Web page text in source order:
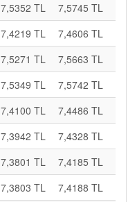
7,5352 TL
7,5745 TL
7,4219 TL
7,4606 TL
7,5271 TL
7,5663 TL
7,5349 TL
7,5742 TL
7,4100 TL
7,4486 TL
7,3942 TL
7,4328 TL
7,3801 TL
7,4185 TL
7,3803 TL 7,4188 TL